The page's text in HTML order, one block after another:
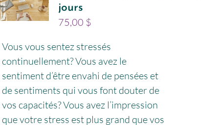
jours
75,00 $
Vous vous sentez stressés
continuellement? Vous avez le
sentiment d’être envahi de pensées et
de sentiments qui vous font douter de
vos capacités? Vous avez l’impression
que votre stress est plus grand que vos